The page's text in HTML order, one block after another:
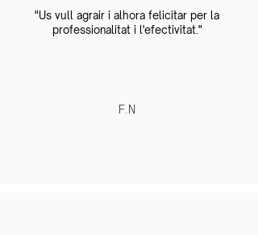
"Us vull agrair i alhora felicitar per la
professionalitat i l'efectivitat."
F.N